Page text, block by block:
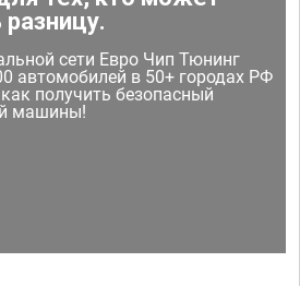
сети Евро Чип Тюнинг
автомобилей в 50+ городах РФ
получить безопасный
машины!